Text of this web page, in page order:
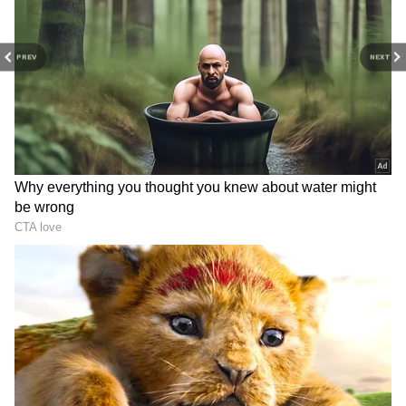
PREV NEXT
வாழ்க்கையை மேம்படுத்தும்
சிந்தனையூட்டும் கருத்துகள் அடங்கும்.
RECOMMENDED STORIES